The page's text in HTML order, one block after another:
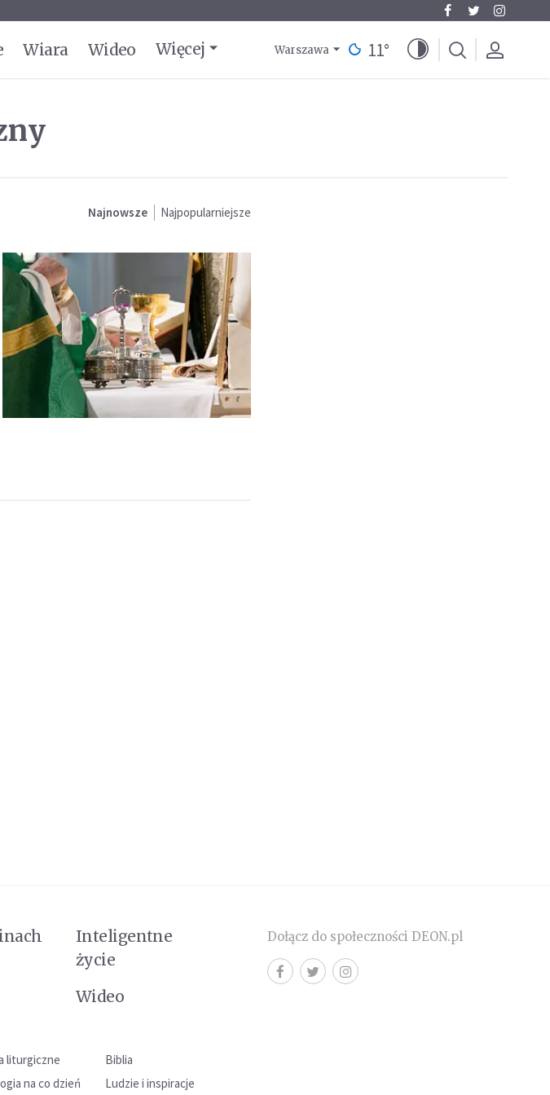
Wiara Wideo Więcej Warszawa 11°
Najnowsze Najpopularniejsze
Inteligentne
życie
Wideo
liturgiczne
Biblia
na co dzień Ludzie i inspiracje
Dołącz do społeczności DEON.pl